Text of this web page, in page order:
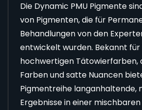
Die Dynamic PMU Pigmente
von Pigmenten, die für
Behandlungen von den
entwickelt wurden. Bekannt für
hochwertigen Tätowierfarben,
Farben und satte Nuancen
Pigmentreihe langanhaltende,
Ergebnisse in einer